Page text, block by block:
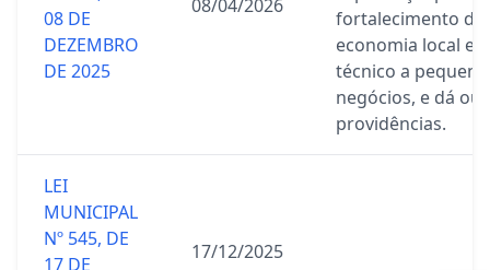
08 DE
DEZEMBRO
DE 2025
08/04/2026
fortalecimento da
economia local e
técnico a
negócios, e dá
providências.
LEI
MUNICIPAL
Nº 545, DE
17 DE
17/12/2025